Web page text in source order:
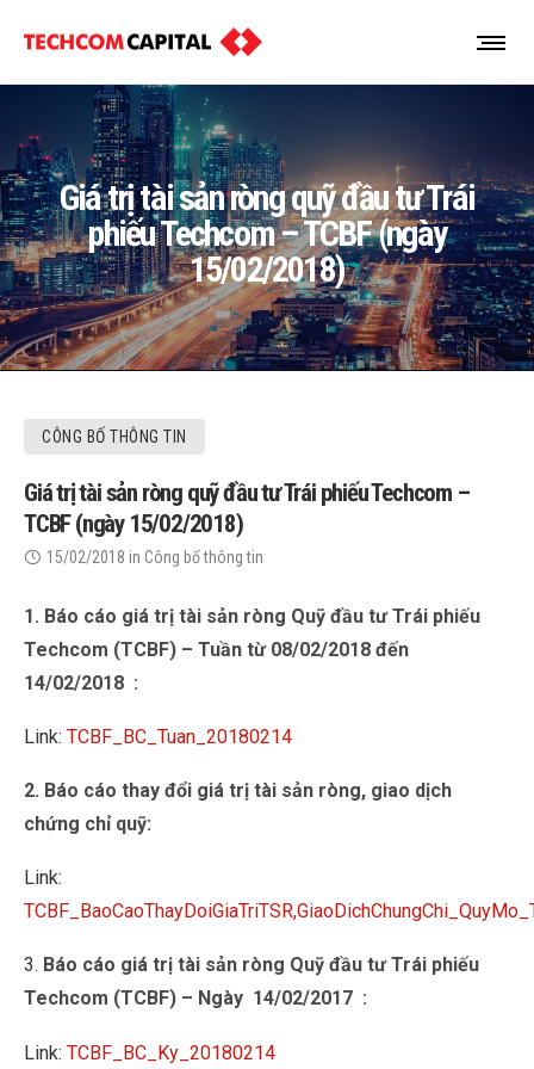
Giá trị tài sản ròng quỹ đầu tư Trái
phiếu Techcom – TCBF (ngày
15/02/2018)
CÔNG BỐ THÔNG TIN
Giá trị tài sản ròng quỹ đầu tư Trái phiếu Techcom –
TCBF (ngày 15/02/2018)
15/02/2018 in Công bố thông tin
1. Báo cáo giá trị tài sản ròng Quỹ đầu tư Trái phiếu
Techcom (TCBF) – Tuần từ 08/02/2018 đến
14/02/2018 :
Link: TCBF_BC_Tuan_20180214
2. Báo cáo thay đổi giá trị tài sản ròng, giao dịch
chứng chỉ quỹ:
Link:
3. Báo cáo giá trị tài sản ròng Quỹ đầu tư Trái phiếu
Techcom (TCBF) – Ngày 14/02/2017 :
Link: TCBF_BC_Ky_20180214